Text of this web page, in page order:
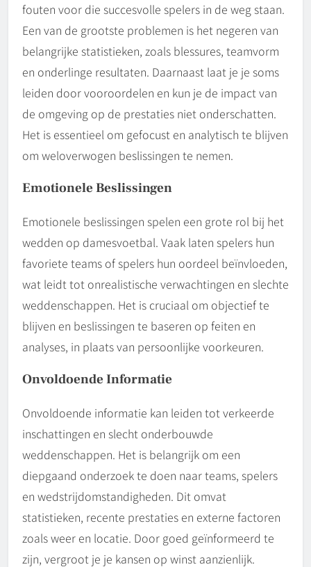
fouten voor die succesvolle spelers in de weg staan.
Een van de grootste problemen is het negeren van
belangrijke statistieken, zoals blessures, teamvorm
en onderlinge resultaten. Daarnaast laat je je soms
leiden door vooroordelen en kun je de impact van
de omgeving op de prestaties niet onderschatten.
Het is essentieel om gefocust en analytisch te blijven
om weloverwogen beslissingen te nemen.
Emotionele Beslissingen
Emotionele beslissingen spelen een grote rol bij het
wedden op damesvoetbal. Vaak laten spelers hun
favoriete teams of spelers hun oordeel beïnvloeden,
wat leidt tot onrealistische verwachtingen en slechte
weddenschappen. Het is cruciaal om objectief te
blijven en beslissingen te baseren op feiten en
analyses, in plaats van persoonlijke voorkeuren.
Onvoldoende Informatie
Onvoldoende informatie kan leiden tot verkeerde
inschattingen en slecht onderbouwde
weddenschappen. Het is belangrijk om een
diepgaand onderzoek te doen naar teams, spelers
en wedstrijdomstandigheden. Dit omvat
statistieken, recente prestaties en externe factoren
zoals weer en locatie. Door goed geïnformeerd te
zijn, vergroot je je kansen op winst aanzienlijk.